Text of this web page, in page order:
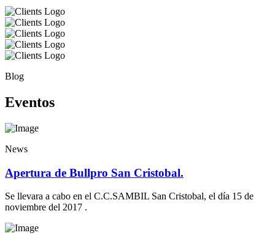
Blog
Eventos
News
Apertura de Bullpro San Cristobal.
Se llevara a cabo en el C.C.SAMBIL San Cristobal, el día 15 de
noviembre del 2017 .